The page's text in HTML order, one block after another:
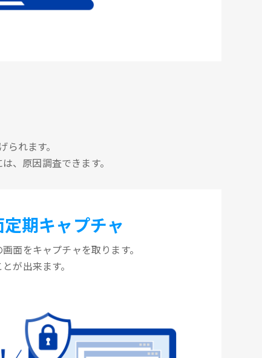
れます。
、原因調査できます。
期キャプチャ
面をキャプチャを取ります。
が出来ます。